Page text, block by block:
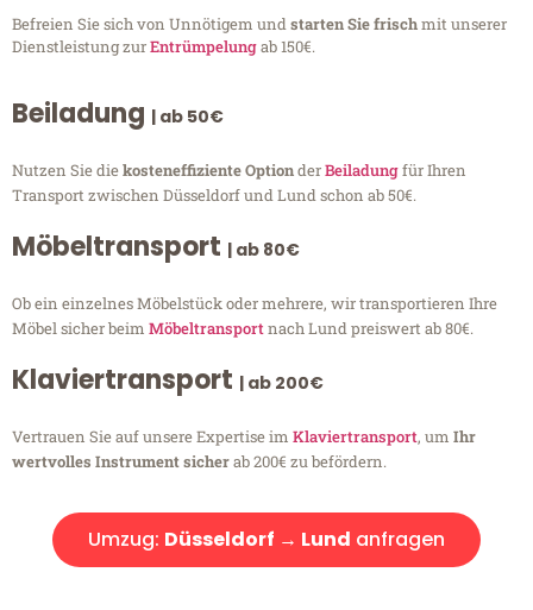
Befreien Sie sich von Unnötigem undstarten Sie frischmit unserer
Dienstleistung zurEntrümpelungab 150€.
Beiladung | ab 50€
Nutzen Sie diekosteneffiziente OptionderBeiladungfür Ihren
Transport zwischen Düsseldorf und Lund schon ab 50€.
Möbeltransport | ab 80€
Ob ein einzelnes Möbelstück oder mehrere, wir transportieren Ihre
Möbel sicher beim Möbeltransportnach Lund preiswert ab 80€.
Klaviertransport | ab 200€
Vertrauen Sie auf unsere Expertise im Klaviertransport, um Ihr
wertvolles Instrument sicherab 200€ zu befördern.
Umzug: Düsseldorf → Lund anfragen